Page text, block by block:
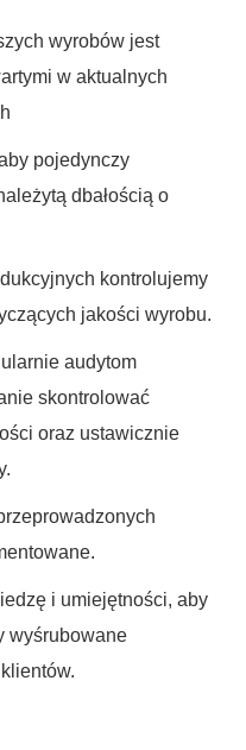
wyrobów jest
w aktualnych
pojedynczy
dbałością o
kontrolujemy
jakości wyrobu.
audytom
skontrolować
oraz ustawicznie
i umiejętności, aby
wyśrubowane